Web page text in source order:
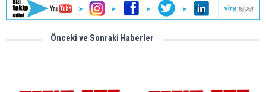
Önceki ve Sonraki Haberler